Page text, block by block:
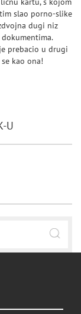
kartu, s kojom
slao porno-slike
dugi niz
prebacio u drugi
kao ona!
U